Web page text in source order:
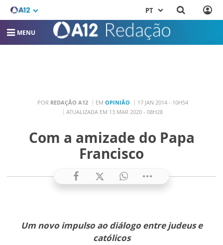
PT
MENU
POR REDAÇÃO A12 EM OPINIÃO
17 JAN 2014 - 10H54
ATUALIZADA EM 13 MAR 2020 - 08H28
Com a amizade do Papa
Francisco
Um novo impulso ao diálogo entre judeus e
católicos